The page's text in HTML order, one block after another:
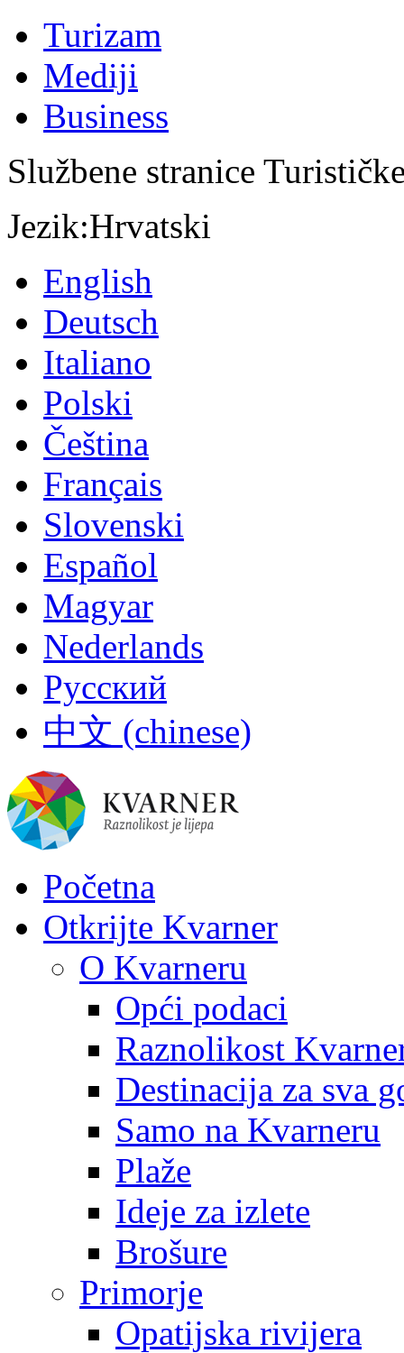
Turizam
Mediji
Business
Službene stranice
Jezik:Hrvatski
English
Deutsch
Italiano
Polski
Čeština
Français
Slovenski
Español
Magyar
Nederlands
Русский
中文 (chinese)
Početna
Otkrijte Kvarner
O Kvarneru
Opći podaci
Raznolikost
Destinacija za sva
Samo na Kvarneru
Plaže
Ideje za izlete
Brošure
Primorje
Opatijska rivijera